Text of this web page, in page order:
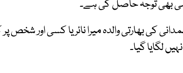
بھی توجہ حاصل کی ہے۔
کی بھارتی والدہ میرا نائر یا کسی اور
لگایا گیا۔